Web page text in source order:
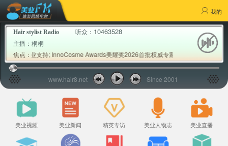
我的
Hair stylist Radio 听众： 10463528
主播：桐桐
焦点：
容协会专业支持; InnoCosme Awards美耀奖2026首批权威专家评审公布; Milbon
www.hair8.net Since 2001
美业视频 美业新闻 精英专访 美业人物志 美业直播